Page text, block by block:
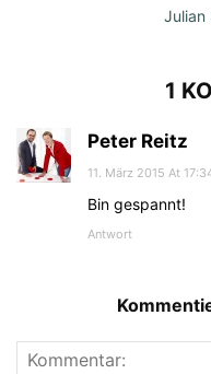
Julian
1
Peter Reitz
11. März 2015 At
Bin gespannt!
Antwort